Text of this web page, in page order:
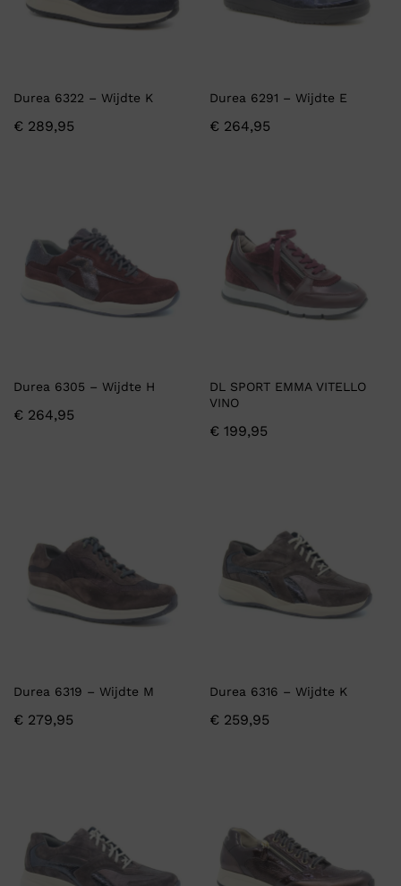
Durea 6322 – Wijdte K
€ 289,95
Durea 6291 – Wijdte E
€ 264,95
Durea 6305 – Wijdte H
€ 264,95
DL SPORT EMMA VITELLO
VINO
€ 199,95
Durea 6319 – Wijdte M
€ 279,95
Durea 6316 – Wijdte K
€ 259,95